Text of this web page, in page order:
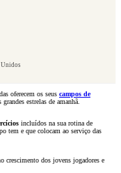
Unidos
oferecem os seus campos de
grandes estrelas de amanhã.
incluídos na sua rotina de
tem e que colocam ao serviço das
crescimento dos jovens jogadores e